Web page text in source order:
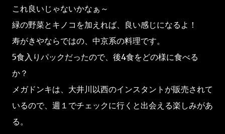
これ良いじゃないかなぁ～
緑の野菜とキノコを加えれば、良い感じになるよ！
寿がきやならではの、中京系の料理です。
5食入りパックだったので、後4食をどの様に食べる
か？
メガドンキは、大井川以西のインスタントが販売されて
いるので、週１でチェックに行くと出会える楽しみがあ
る。